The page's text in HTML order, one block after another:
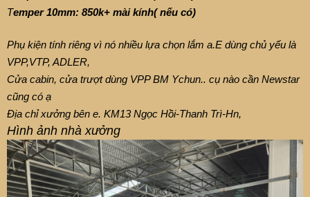
Temper 10mm: 850k+ mài kính( nếu có)
Phụ kiện tính riêng vì nó nhiều lựa chọn lắm a.E dùng chủ yếu là
VPP,VTP, ADLER,
Cửa cabin, cửa trượt dùng VPP BM Ychun.. cụ nào cần Newstar
cũng có ạ
Địa chỉ xưởng bên e. KM13 Ngọc Hồi-Thanh Trì-Hn,
Hình ảnh nhà xưởng